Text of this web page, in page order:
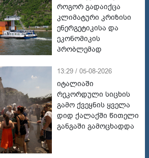
როგორ გადაიქცა
კლიმატური კრიზისი
ენერგეტიკისა და
ეკონომიკის
პრობლემად
13:29 / 05-08-2026
იტალიაში
რეკორდული სიცხის
გამო ქვეყნის ყველა
დიდ ქალაქში წითელი
განგაში გამოცხადდა